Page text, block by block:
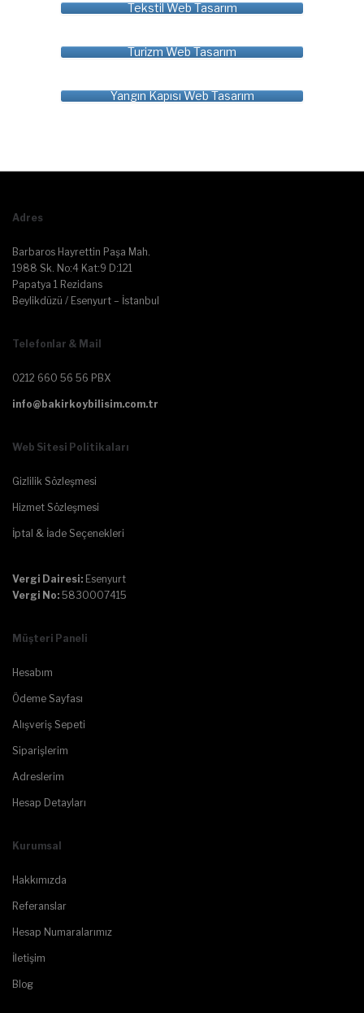
Tekstil Web Tasarım
Turizm Web Tasarım
Yangın Kapısı Web Tasarım
Adres
Barbaros Hayrettin Paşa Mah.
1988 Sk. No:4 Kat:9 D:121
Papatya 1 Rezidans
Beylikdüzü / Esenyurt – İstanbul
Telefonlar & Mail
0212 660 56 56 PBX
info@bakirkoybilisim.com.tr
Web Sitesi Politikaları
Gizlilik Sözleşmesi
Hizmet Sözleşmesi
İptal & İade Seçenekleri
Vergi Dairesi: Esenyurt
Vergi No: 5830007415
Müşteri Paneli
Hesabım
Ödeme Sayfası
Alışveriş Sepeti
Siparişlerim
Adreslerim
Hesap Detayları
Kurumsal
Hakkımızda
Referanslar
Hesap Numaralarımız
İletişim
Blog